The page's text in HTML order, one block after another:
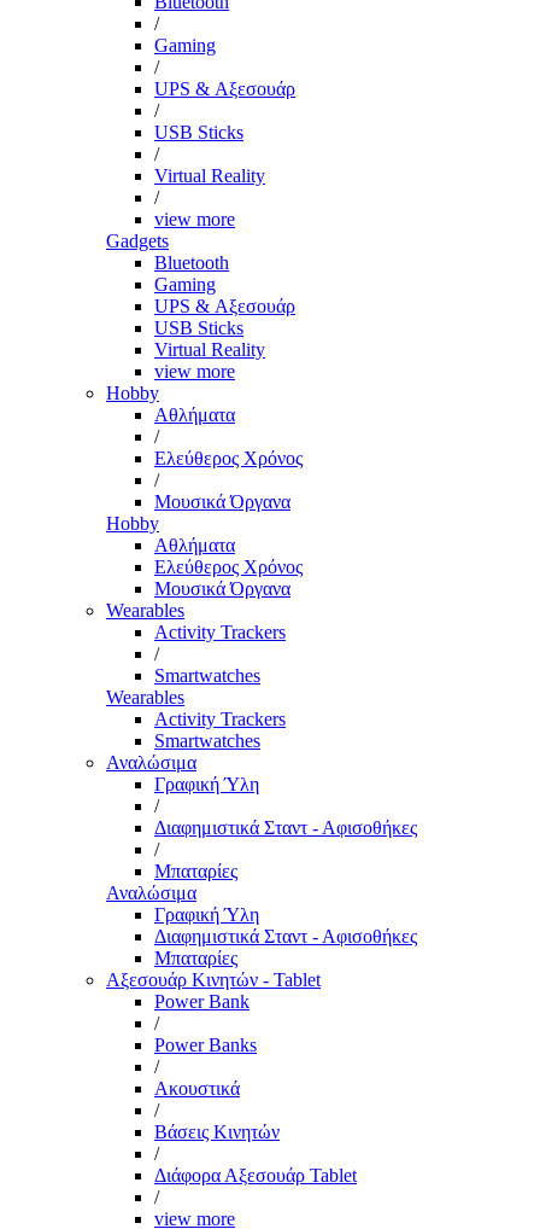
/
Gaming
/
UPS & Αξεσουάρ
/
USB Sticks
/
Virtual Reality
/
view more
Gadgets
Bluetooth
Gaming
UPS & Αξεσουάρ
USB Sticks
Virtual Reality
view more
Hobby
Αθλήματα
/
Ελεύθερος Χρόνος
/
Μουσικά Όργανα
Hobby
Αθλήματα
Ελεύθερος Χρόνος
Μουσικά Όργανα
Wearables
Activity Trackers
/
Smartwatches
Wearables
Activity Trackers
Smartwatches
Αναλώσιμα
Γραφική Ύλη
/
Διαφημιστικά Σταντ - Αφισοθήκες
/
Μπαταρίες
Αναλώσιμα
Γραφική Ύλη
Διαφημιστικά Σταντ - Αφισοθήκες
Μπαταρίες
Αξεσουάρ Κινητών - Tablet
Power Bank
/
Power Banks
/
Ακουστικά
/
Βάσεις Κινητών
/
Διάφορα Αξεσουάρ Tablet
/
view more